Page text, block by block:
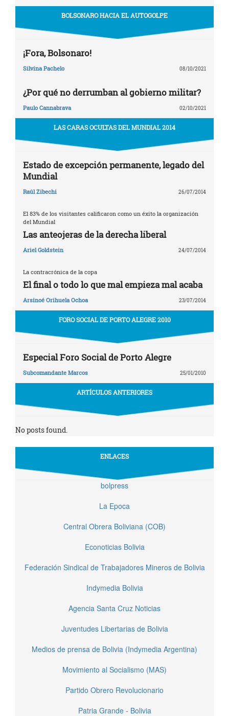
BOLSONARO HACIA EL AUTOGOLPE
¡Fora, Bolsonaro!
Silvina Pachelo 08/10/2021
¿Por qué no derrumban al gobierno militar?
Paulo Cannabrava 02/10/2021
LAS CARAS OCULTAS DEL MUNDIAL 2014
Estado de excepción permanente, legado del
Mundial
Raúl Zibechi 26/07/2014
El 83% de los visitantes calificaron como un éxito la organización
del Mundial
Las anteojeras de la derecha liberal
Ariel Goldstein 24/07/2014
La contracrónica de la copa
El final o todo lo que mal empieza mal acaba
Arsinoé Orihuela Ochoa 23/07/2014
FORO SOCIAL DE PORTO ALEGRE 2010
Especial Foro Social de Porto Alegre
Subcomandante Marcos 25/01/2010
ARTÍCULOS ANTERIORES
No posts found.
ENLACES
bolpress
La Epoca
Central Obrera Boliviana (COB)
Econoticias Bolivia
Federación Sindical de Trabajadores Mineros de Bolivia
Indymedia Bolivia
Agencia Santa Cruz Noticias
Juventudes Libertarias de Bolivia
Medios de prensa de Bolivia (Indymedia Argentina)
Movimiento al Socialismo (MAS)
Partido Obrero Revolucionario
Patria Grande - Bolivia